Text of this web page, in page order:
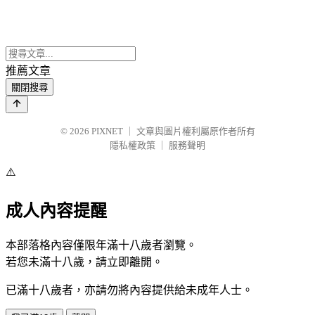
推薦文章
關閉搜尋
© 2026 PIXNET
文章與圖片權利屬原作者所有
隱私權政策
服務聲明
⚠️
成人內容提醒
本部落格內容僅限年滿十八歲者瀏覽。
若您未滿十八歲，請立即離開。
已滿十八歲者，亦請勿將內容提供給未成年人士。